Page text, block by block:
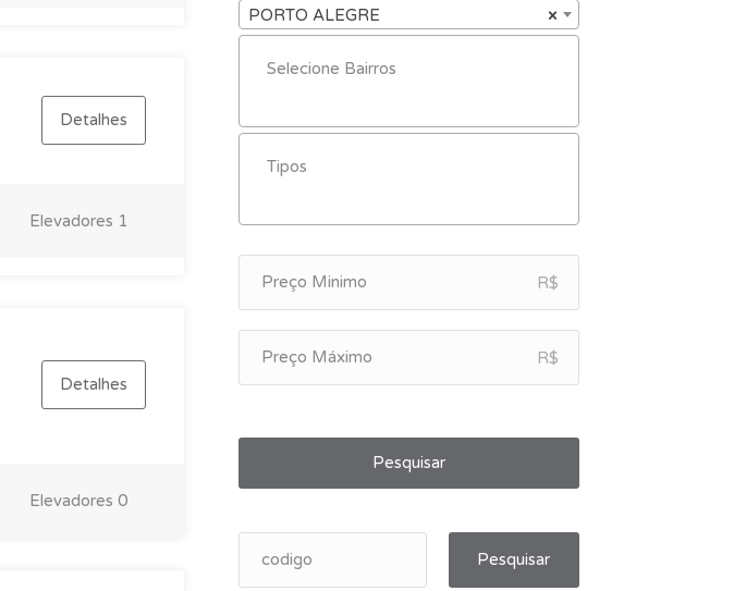
Detalhes
Elevadores 1
Detalhes
Elevadores 0
×
PORTO ALEGRE
R$
R$
Pesquisar
Pesquisar